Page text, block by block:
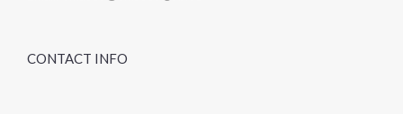
CONTACT INFO